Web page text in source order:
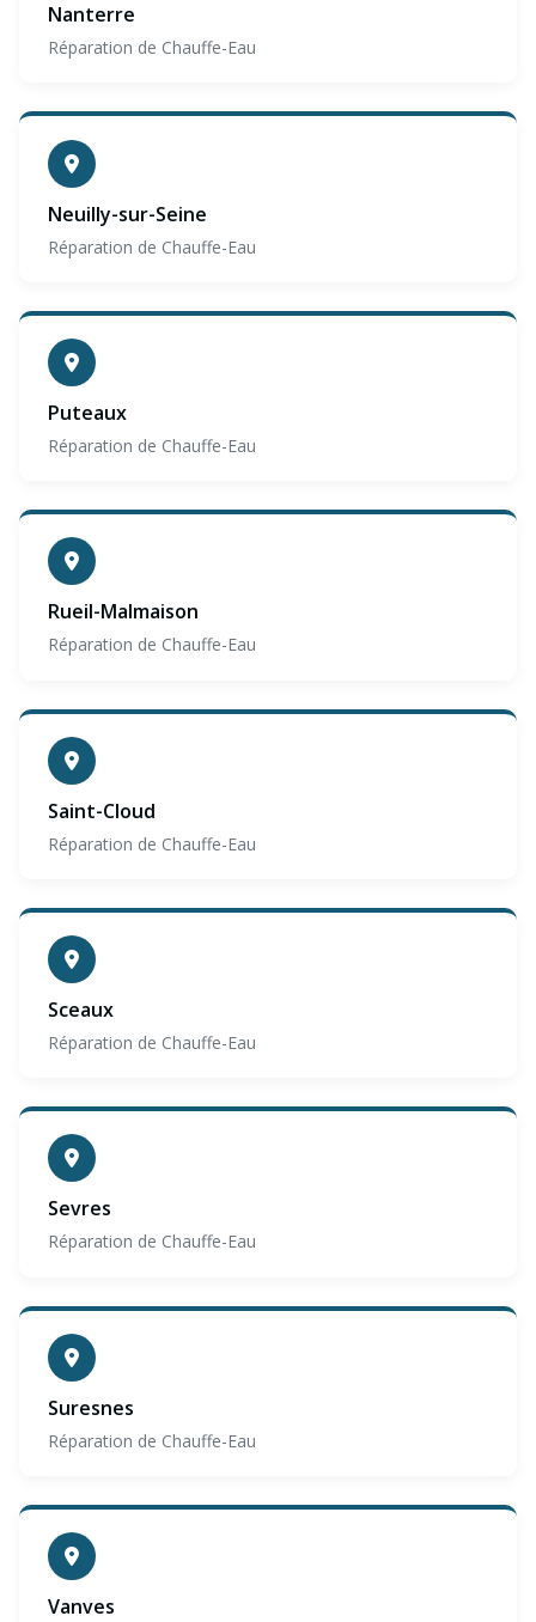
Nanterre
Réparation de Chauffe-Eau
Neuilly-sur-Seine
Réparation de Chauffe-Eau
Puteaux
Réparation de Chauffe-Eau
Rueil-Malmaison
Réparation de Chauffe-Eau
Saint-Cloud
Réparation de Chauffe-Eau
Sceaux
Réparation de Chauffe-Eau
Sevres
Réparation de Chauffe-Eau
Suresnes
Réparation de Chauffe-Eau
Vanves